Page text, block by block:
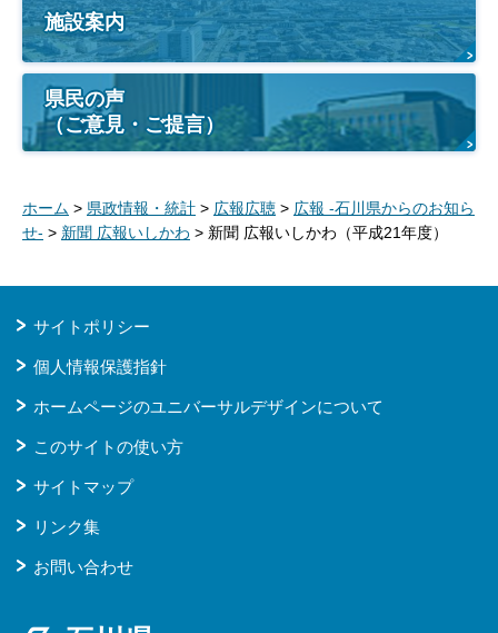
施設案内
県民の声
（ご意見・ご提言）
ホーム > 県政情報・統計 > 広報広聴 > 広報 -石川県からのお知ら
せ- > 新聞 広報いしかわ > 新聞 広報いしかわ（平成21年度）
サイトポリシー
個人情報保護指針
ホームページのユニバーサルデザインについて
このサイトの使い方
サイトマップ
リンク集
お問い合わせ